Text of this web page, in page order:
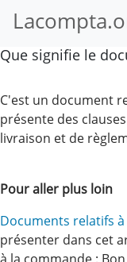
Que signifie le
C'est un document
présente des
livraison et de
Pour aller plus loin
Documents relatifs
présenter dans cet